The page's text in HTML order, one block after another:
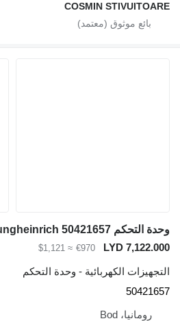
COSMIN STIVUITOARE
وحدة التحكم Jungheinrich 50421657 لـ رافعة شوكية ديزل
LYD 7,122.000
€970
≈ $1,121
التجهيزات الكهربائية - وحدة التحكم
50421657
رومانيا، Bod